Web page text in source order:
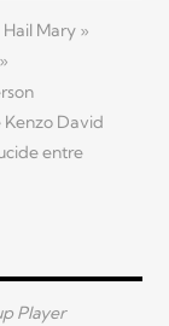
Mary »
David
entre
Player